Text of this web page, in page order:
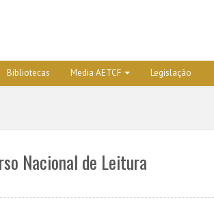
Bibliotecas Media AETCF Legislação
Nacional de Leitura